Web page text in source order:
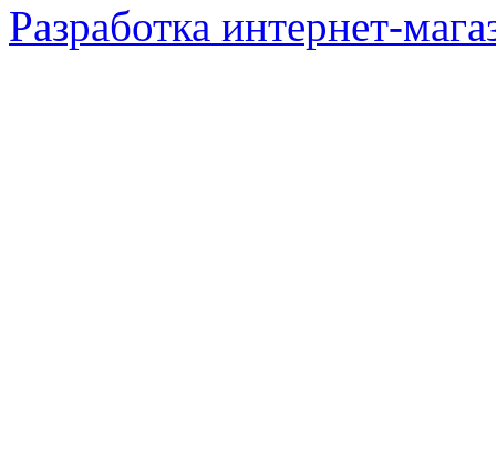
Разработка интернет-